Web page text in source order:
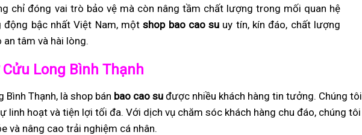
chỉ đóng vai trò bảo vệ mà còn nâng tầm chất lượng trong mối quan hệ
bậc nhất Việt Nam, mộtshop bao cao su uy tín, kín đáo, chất lượng
tâm và hài lòng.
Long Bình Thạnh
Thạnh, là shop bán bao cao su được nhiều khách hàng tin tưởng. Chúng tôi
hoạt và tiện lợi tối đa. Với dịch vụ chăm sóc khách hàng chu đáo, chúng tôi
và nâng cao trải nghiệm cá nhân.